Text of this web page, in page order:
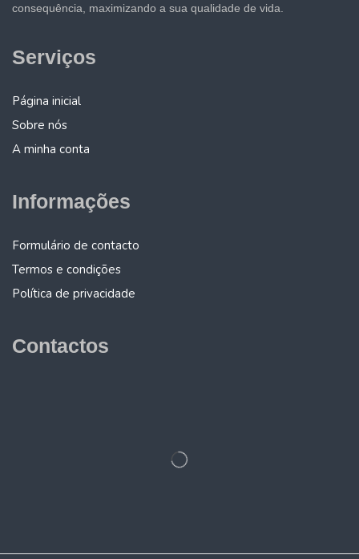
consequência, maximizando a sua qualidade de vida.
Serviços
Página inicial
Sobre nós
A minha conta
Informações
Formulário de contacto
Termos e condições
Política de privacidade
Contactos